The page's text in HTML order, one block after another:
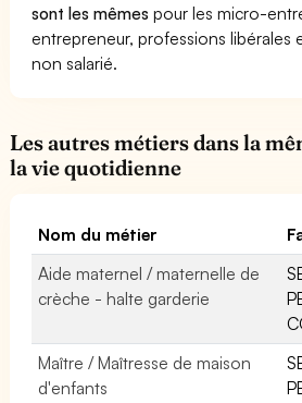
sont les mêmes pour les micro-
entrepreneur, professions libérales
non salarié.
Les autres métiers dans la
la vie quotidienne
Nom du métier
Aide maternel / maternelle de
crèche - halte garderie
Maître / Maîtresse de maison
d'enfants